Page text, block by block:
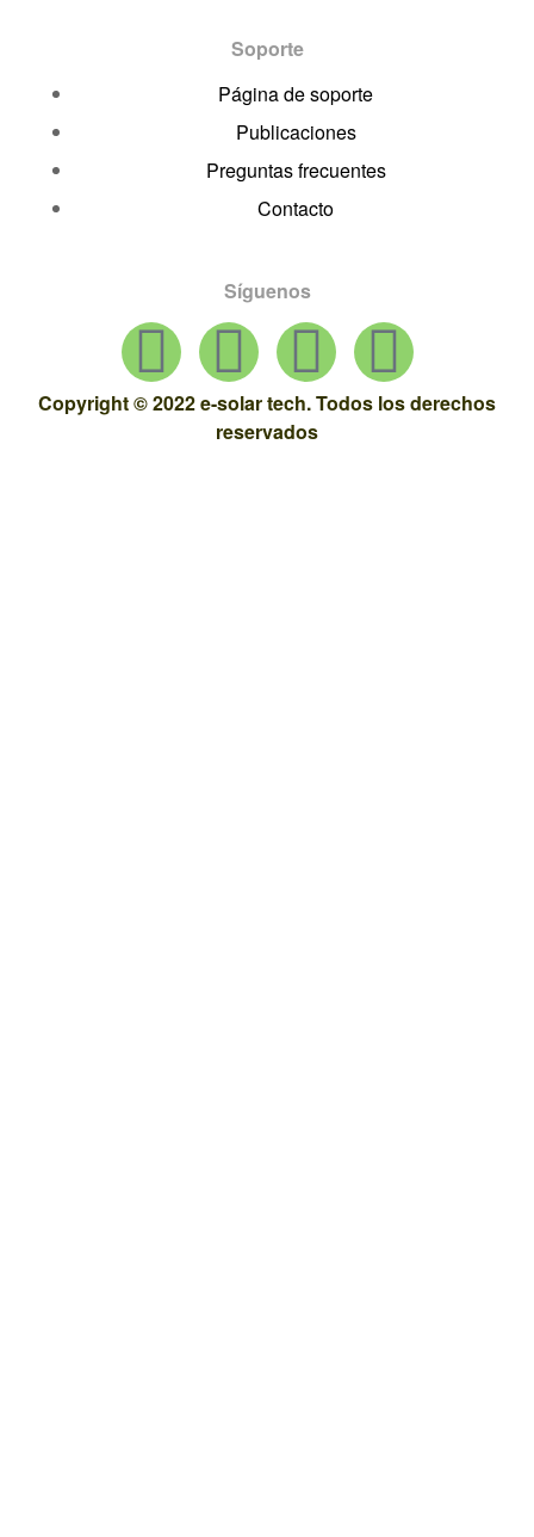
Soporte
Página de soporte
Publicaciones
Preguntas frecuentes
Contacto
Síguenos
Copyright © 2022 e-solar tech. Todos los derechos
reservados